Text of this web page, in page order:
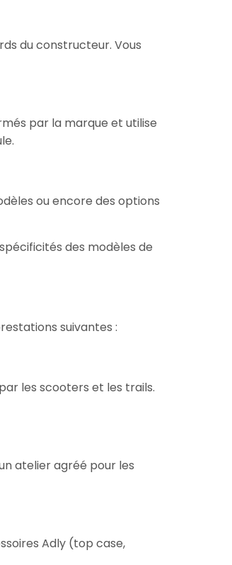
du constructeur. Vous
par la marque et utilise
ou encore des options
des modèles de
suivantes :
les scooters et les trails.
atelier agréé pour les
Adly (top case,